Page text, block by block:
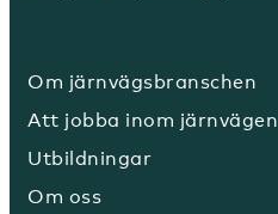
Om järnvägsbranschen
Att jobba inom järnvägen
Utbildningar
Om oss